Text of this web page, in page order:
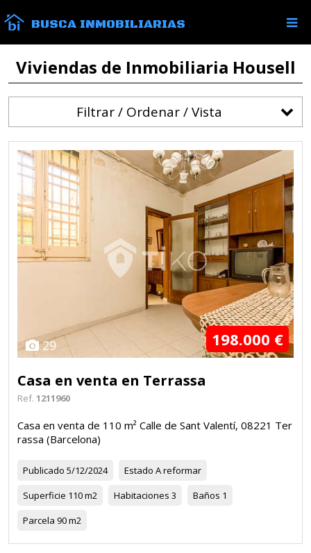
BUSCA INMOBILIARIAS
Viviendas de Inmobiliaria Housell
Filtrar / Ordenar / Vista
29 198.000 €
Casa en venta en Terrassa
Ref. 1211960
Casa en venta de 110 m² Calle de Sant Valentí, 08221 Ter
rassa (Barcelona)
Publicado 5/12/2024 Estado A reformar
Superficie 110 m2 Habitaciones 3 Baños 1
Parcela 90 m2